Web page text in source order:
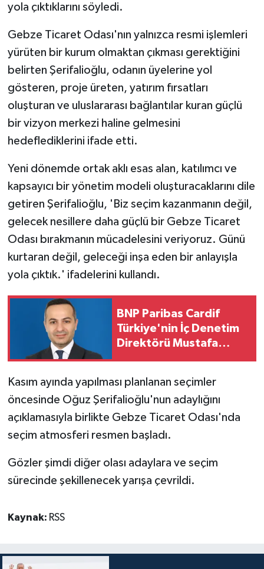
yola çıktıklarını söyledi.
Gebze Ticaret Odası'nın yalnızca resmi işlemleri
yürüten bir kurum olmaktan çıkması gerektiğini
belirten Şerifalioğlu, odanın üyelerine yol
gösteren, proje üreten, yatırım fırsatları
oluşturan ve uluslararası bağlantılar kuran güçlü
bir vizyon merkezi haline gelmesini
hedeflediklerini ifade etti.
Yeni dönemde ortak aklı esas alan, katılımcı ve
kapsayıcı bir yönetim modeli oluşturacaklarını dile
getiren Şerifalioğlu, 'Biz seçim kazanmanın değil,
gelecek nesillere daha güçlü bir Gebze Ticaret
Odası bırakmanın mücadelesini veriyoruz. Günü
kurtaran değil, geleceği inşa eden bir anlayışla
yola çıktık.' ifadelerini kullandı.
BNP Paribas Cardif
Türkiye'nin İç Denetim
Direktörü Mustafa
Kasım ayında yapılması planlanan seçimler
öncesinde Oğuz Şerifalioğlu'nun adaylığını
açıklamasıyla birlikte Gebze Ticaret Odası'nda
seçim atmosferi resmen başladı.
Gözler şimdi diğer olası adaylara ve seçim
sürecinde şekillenecek yarışa çevrildi.
Kaynak: RSS